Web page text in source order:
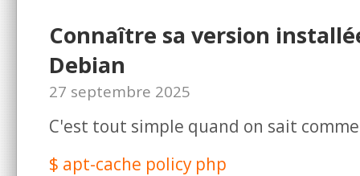
Connaître sa version
Debian
27 septembre 2025
C'est tout simple quand on sait
$ apt-cache policy php